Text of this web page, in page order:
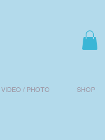
VIDEO / PHOTO SHOP